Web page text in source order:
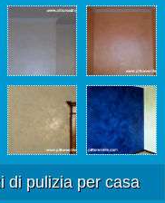
di pulizia per casa